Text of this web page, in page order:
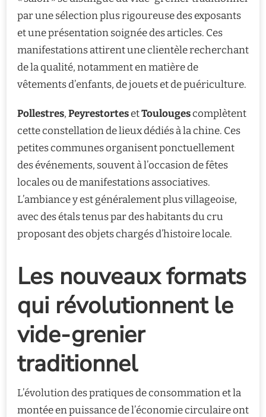
par une sélection plus rigoureuse des exposants
et une présentation soignée des articles. Ces
manifestations attirent une clientèle recherchant
de la qualité, notamment en matière de
vêtements d’enfants, de jouets et de puériculture.
Pollestres,PeyrestortesetToulougescomplètent
cette constellation de lieux dédiés à la chine. Ces
petites communes organisent ponctuellement
des événements, souvent à l’occasion de fêtes
locales ou de manifestations associatives.
L’ambiance y est généralement plus villageoise,
avec des étals tenus par des habitants du cru
proposant des objets chargés d’histoire locale.
Les nouveaux formats
qui révolutionnent le
vide-grenier
traditionnel
L’évolution des pratiques de consommation et la
montée en puissance de l’économie circulaire ont